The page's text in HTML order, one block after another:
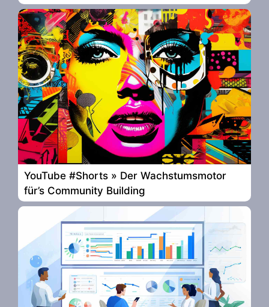
YouTube #Shorts » Der Wachstumsmotor
für’s Community Building